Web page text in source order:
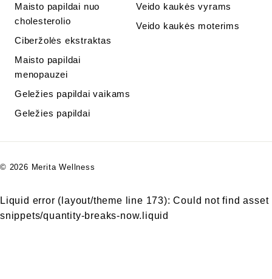
Maisto papildai nuo
cholesterolio
Ciberžolės ekstraktas
Maisto papildai
menopauzei
Geležies papildai vaikams
Geležies papildai
Veido kaukės vyrams
Veido kaukės moterims
© 2026 Merita Wellness
Liquid error (layout/theme line 173): Could not find asset
snippets/quantity-breaks-now.liquid